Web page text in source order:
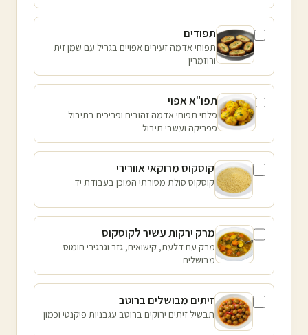
תפודים
תפוחי אדמה זעירים אפויים בגריל עם שמן זית
ורוזמרין
תפו"א אפוי
פלחי תפוחי אדמה זהובים ופריכים בתיבול
פפריקה ועשבי תיבול
קוסקוס מרוקאי אוורירי
קוסקוס סולת מסורתי המוכן בעבודת יד
מרק ירקות עשיר לקוסקוס
מרק עם דלעת, קישואים, גזר וגרגירי חומוס
מבושלים
זיתים מבושלים ברוטב
תבשיל זיתים ירוקים ברוטב עגבניות פיקנטי וכמון